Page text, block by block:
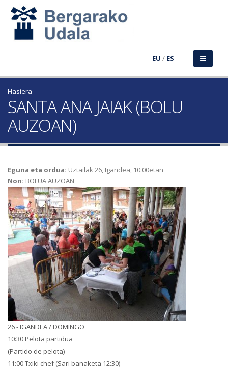
EU / ES
Hasiera
SANTA ANA JAIAK (BOLU
AUZOAN)
Eguna eta ordua: Uztailak 26, Igandea, 10:00etan
Non: BOLUA AUZOAN
26 - IGANDEA / DOMINGO
10:30 Pelota partidua
(Partido de pelota)
11:00 Txiki chef (Sari banaketa 12:30)